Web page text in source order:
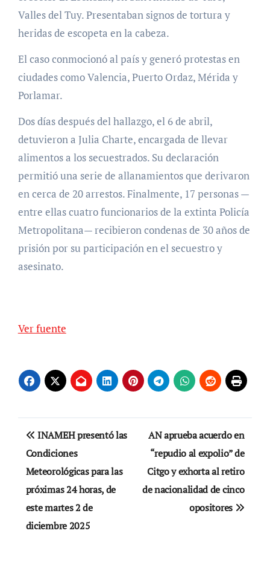
Valles del Tuy. Presentaban signos de tortura y
heridas de escopeta en la cabeza.
El caso conmocionó al país y generó protestas en
ciudades como Valencia, Puerto Ordaz, Mérida y
Porlamar.
Dos días después del hallazgo, el 6 de abril,
detuvieron a Julia Charte, encargada de llevar
alimentos a los secuestrados. Su declaración
permitió una serie de allanamientos que derivaron
en cerca de 20 arrestos. Finalmente, 17 personas —
entre ellas cuatro funcionarios de la extinta Policía
Metropolitana— recibieron condenas de 30 años de
prisión por su participación en el secuestro y
asesinato.
Ver fuente
Navegación
de
entradas
INAMEH presentó las
Condiciones
Meteorológicas para las
próximas 24 horas, de
este martes 2 de
diciembre 2025
AN aprueba acuerdo en
“repudio al expolio” de
Citgo y exhorta al retiro
de nacionalidad de cinco
opositores